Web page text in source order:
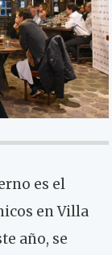
es el
en Villa
año, se